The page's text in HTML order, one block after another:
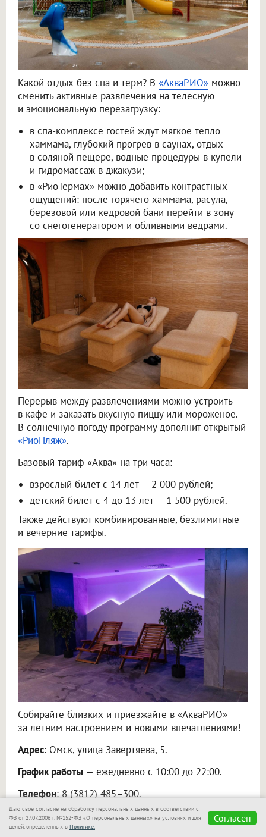
Какой отдых без спа и терм? В «АкваРИО» можно
сменить активные развлечения на телесную
и эмоциональную перезагрузку:
в спа-комплексе гостей ждут мягкое тепло
хаммама, глубокий прогрев в саунах, отдых
в соляной пещере, водные процедуры в купели
и гидромассаж в джакузи;
в «РиоТермах» можно добавить контрастных
ощущений: после горячего хаммама, расула,
берёзовой или кедровой бани перейти в зону
со снегогенератором и обливными вёдрами.
Перерыв между развлечениями можно устроить
в кафе и заказать вкусную пиццу или мороженое.
В солнечную погоду программу дополнит открытый
«РиоПляж».
Базовый тариф «Аква» на три часа:
взрослый билет с 14 лет — 2 000 рублей;
детский билет с 4 до 13 лет — 1 500 рублей.
Также действуют комбинированные, безлимитные
и вечерние тарифы.
Собирайте близких и приезжайте в «АкваРИО»
за летним настроением и новыми впечатлениями!
Адрес: Омск, улица Завертяева, 5.
График работы — ежедневно с 10:00 до 22:00.
Телефон: 8 (3812) 485–300.
Сайт:akvario-omsk.ru.
Даю своё согласие на обработку персональных данных в соответствии с
ФЗ от 27.07.2006 г. №152-ФЗ «О персональных данных» на условиях и для
целей, определённых в Политике.
Согласен